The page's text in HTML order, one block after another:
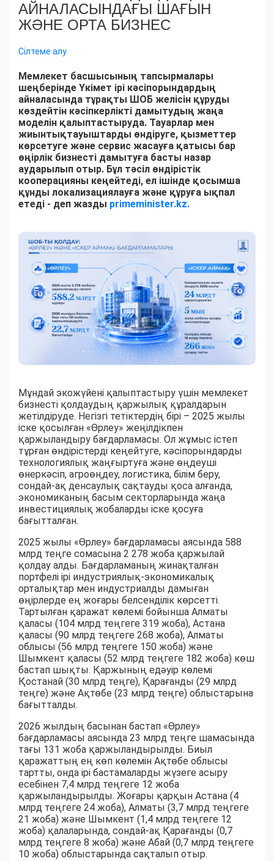
АЙНАЛАСЫНДАҒЫ ШАҒЫН
ЖӘНЕ ОРТА БИЗНЕС
Сілтеме алу
Мемлекет басшысының тапсырмалары
шеңберінде Үкімет ірі кәсіпорындардың
айналасында тұрақты ШОБ желісін құруды
көздейтін кәсіпкерлікті дамытудың жаңа
моделін қалыптастыруда. Тауарлар мен
жиынтықтауыштарды өндіруге, қызметтер
көрсетуге және сервис жасауға қатысы бар
өңірлік бизнесті дамытуға басты назар
аударылып отыр. Бұл тәсіл өндірістік
кооперацияны кеңейтеді, ел ішінде қосымша
құнды локализациялауға және құруға ықпал
етеді - деп жазды primeminister.kz.
Мұндай экожүйені қалыптастыру үшін мемлекет
бизнесті қолдаудың қаржылық құралдарын
жетілдіруде. Негізгі тетіктердің бірі – 2025 жылы
іске қосылған «Өрлеу» жеңілдікпен
қаржыландыру бағдарламасы. Ол жұмыс істеп
тұрған өндірістерді кеңейтуге, кәсіпорындарды
технологиялық жаңғыртуға және өңдеуші
өнеркәсіп, агроөңдеу, логистика, білім беру,
сондай-ақ денсаулық сақтауды қоса алғанда,
экономиканың басым секторларында жаңа
инвестициялық жобаларды іске қосуға
бағытталған.
2025 жылы «Өрлеу» бағдарламасы аясында 588
млрд теңге сомасына 2 278 жоба қаржылай
қолдау алды. Бағдарламаның жинақталған
портфелі ірі индустриялық-экономикалық
орталықтар мен индустриалды дамыған
өңірлерде ең жоғары белсенділік көрсетті.
Тартылған қаражат көлемі бойынша Алматы
қаласы (104 млрд теңгеге 319 жоба), Астана
қаласы (90 млрд теңгеге 268 жоба), Алматы
облысы (56 млрд теңгеге 150 жоба) және
Шымкент қаласы (52 млрд теңгеге 182 жоба) көш
бастап шықты. Қаржының едәуір көлемі
Қостанай (30 млрд теңге), Қарағанды (29 млрд
теңге) және Ақтөбе (23 млрд теңге) облыстарына
бағытталды.
2026 жылдың басынан бастап «Өрлеу»
бағдарламасы аясында 23 млрд теңге шамасында
тағы 131 жоба қаржыландырылды. Биыл
қаражаттың ең көп көлемін Ақтөбе облысы
тартты, онда ірі бастамаларды жүзеге асыру
есебінен 7,4 млрд теңгеге 12 жоба
қаржыландырылды. Жоғары қарқын Астана (4
млрд теңгеге 24 жоба), Алматы (3,7 млрд теңгеге
21 жоба) және Шымкент (1,4 млрд теңгеге 12
жоба) қалаларында, сондай-ақ Қарағанды (0,7
млрд теңгеге 8 жоба) және Абай (0,7 млрд теңгеге
10 жоба) облыстарында сақталып отыр.